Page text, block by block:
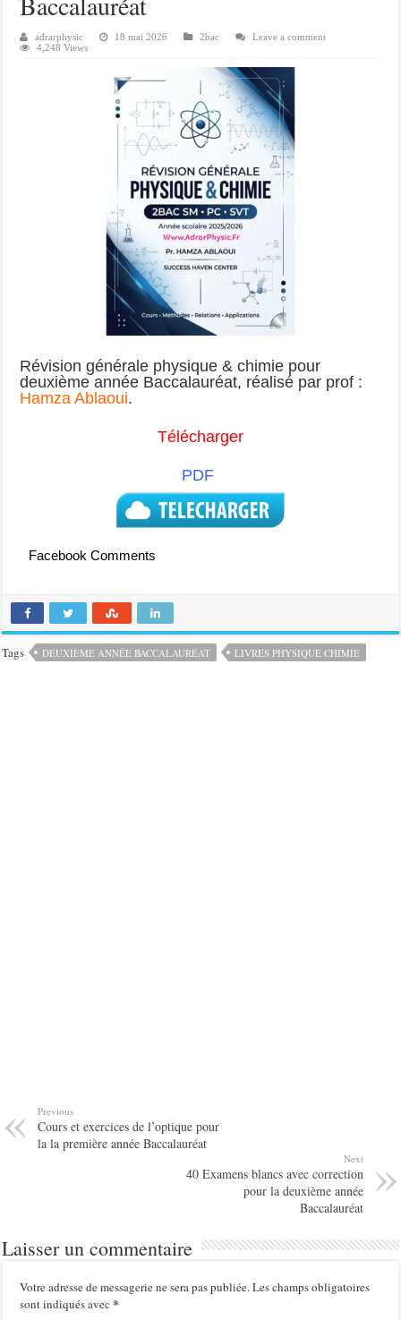
adrarphysic 18 mai 2026 2bac
Leave a comment
4,248 Views
Révision générale physique & chimie pour
deuxième année Baccalauréat, réalisé par prof :
Hamza Ablaoui.
Télécharger
PDF
Facebook Comments
Tags DEUXIÈME ANNÉE BACCALAURÉAT LIVRES PHYSIQUE CHIMIE
Previous
Cours et exercices de l’optique pour
la la première année Baccalauréat
Next
40 Examens blancs avec correction
pour la deuxième année
Baccalauréat
Laisser un commentaire
Votre adresse de messagerie ne sera pas publiée.Les champs obligatoires
sont indiqués avec*